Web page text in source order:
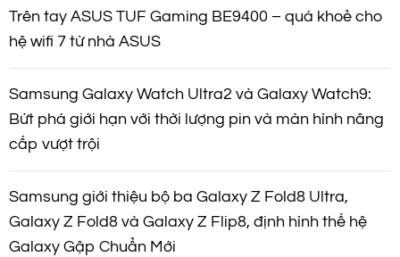
Trên tay ASUS TUF Gaming BE9400 – quá khoẻ cho
hệ wifi 7 từ nhà ASUS
Samsung Galaxy Watch Ultra2 và Galaxy Watch9:
Bứt phá giới hạn với thời lượng pin và màn hình nâng
cấp vượt trội
Samsung giới thiệu bộ ba Galaxy Z Fold8 Ultra,
Galaxy Z Fold8 và Galaxy Z Flip8, định hình thế hệ
Galaxy Gập Chuẩn Mới